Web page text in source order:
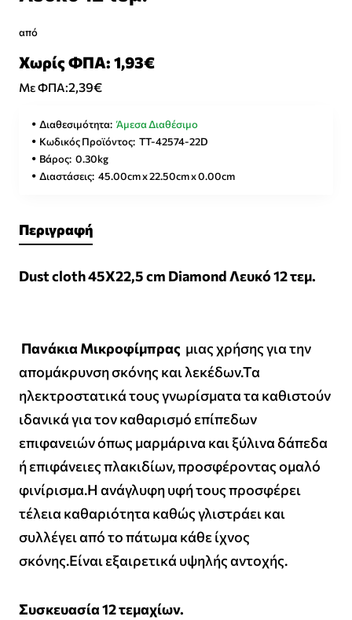
από
Με ΦΠΑ:2,39€
Χωρίς ΦΠΑ: 1,93€
Διαθεσιμότητα: Άμεσα Διαθέσιμο
Κωδικός Προϊόντος: ΤΤ-42574-22D
Βάρος: 0.30kg
Διαστάσεις: 45.00cm x 22.50cm x 0.00cm
Περιγραφή
Dust cloth 45X22,5 cm Diamond Λευκό 12 τεμ.
Πανάκια Μικροφίμπρας μιας χρήσης για την
απομάκρυνση σκόνης και λεκέδων.Τα
ηλεκτροστατικά τους γνωρίσματα τα καθιστούν
ιδανικά για τον καθαρισμό επίπεδων
επιφανειών όπως μαρμάρινα και ξύλινα δάπεδα
ή επιφάνειες πλακιδίων, προσφέροντας ομαλό
φινίρισμα.Η ανάγλυφη υφή τους προσφέρει
τέλεια καθαριότητα καθώς γλιστράει και
συλλέγει από το πάτωμα κάθε ίχνος
σκόνης.Είναι εξαιρετικά υψηλής αντοχής.
Συσκευασία 12 τεμαχίων.